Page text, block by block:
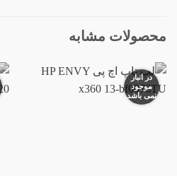
محصولات مشابه
در انبار
موجود
نمی باشد